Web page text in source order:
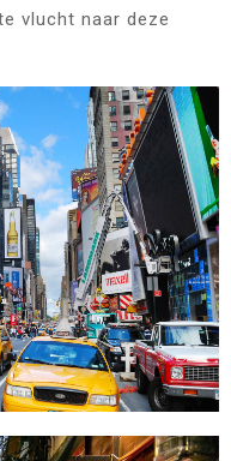
vlucht naar deze